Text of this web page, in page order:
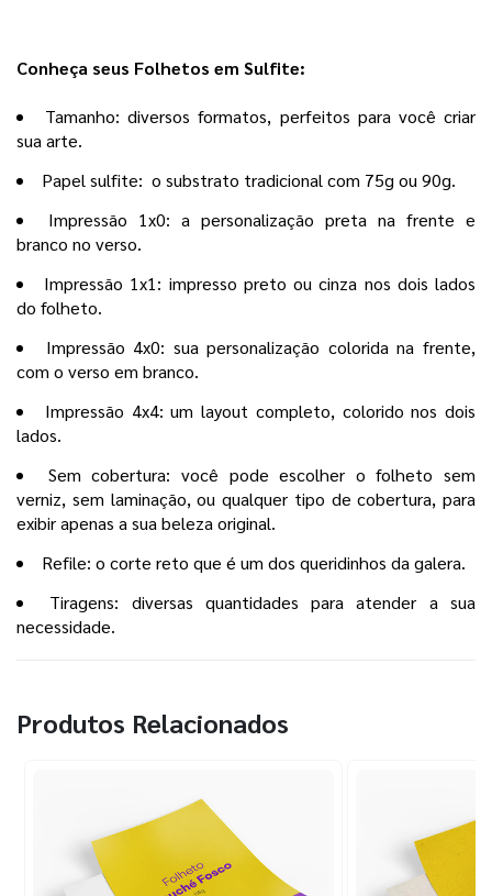
Conheça seus Folhetos em Sulfite:
Tamanho: diversos formatos, perfeitos para você criar
sua arte.
Papel sulfite: o substrato tradicional com 75g ou 90g.
Impressão 1x0: a personalização preta na frente e
branco no verso.
Impressão 1x1: impresso preto ou cinza nos dois lados
do folheto.
Impressão 4x0: sua personalização colorida na frente,
com o verso em branco.
Impressão 4x4: um layout completo, colorido nos dois
lados.
Sem cobertura: você pode escolher o folheto sem
verniz, sem laminação, ou qualquer tipo de cobertura, para
exibir apenas a sua beleza original.
Refile: o corte reto que é um dos queridinhos da galera.
Tiragens: diversas quantidades para atender a sua
necessidade.
Produtos Relacionados